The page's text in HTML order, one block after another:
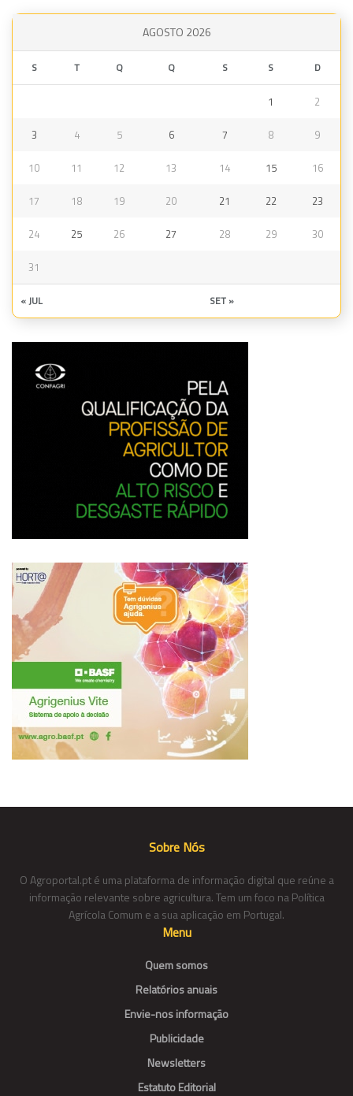
AGOSTO 2026
S T Q Q S S D
1 2
3 4 5 6 7 8 9
10 11 12 13 14 15 16
17 18 19 20 21 22 23
24 25 26 27 28 29 30
31
« JUL SET »
Sobre Nós
O Agroportal.pt é uma plataforma de informação digital que reúne a
informação relevante sobre agricultura. Tem um foco na Política
Agrícola Comum e a sua aplicação em Portugal.
Menu
Quem somos
Relatórios anuais
Envie-nos informação
Publicidade
Newsletters
Estatuto Editorial